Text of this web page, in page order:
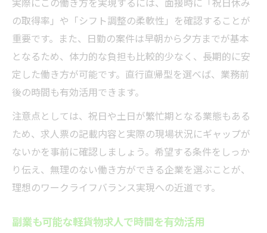
の取得率」や「シフト調整の柔軟性」を確認することが
重要です。また、日勤の案件は早朝から夕方までが基本
となるため、体力的な負担も比較的少なく、長期的に安
定した働き方が可能です。直行直帰型を選べば、業務前
後の時間も有効活用できます。
注意点としては、祝日や土日が繁忙期となる業態もある
ため、求人票の記載内容と実際の現場状況にギャップが
ないかを事前に確認しましょう。希望する条件をしっか
り伝え、無理のない働き方ができる企業を選ぶことが、
理想のワークライフバランス実現への近道です。
副業も可能な軽貨物求人で時間を有効活用